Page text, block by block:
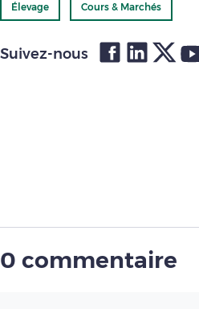
Élevage Cours & Marchés
Suivez-nous
0 commentaire